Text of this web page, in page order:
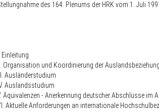
des 164. Plenums der HRK vom 1. Juli
I. Einleitung
II. Organisation und Koordinierung der
III. Ausländerstudium
Auslandsstudium
Äquivalenzen - Anerkennung deutscher Abschlüsse im
Aktuelle Anforderungen an internationale